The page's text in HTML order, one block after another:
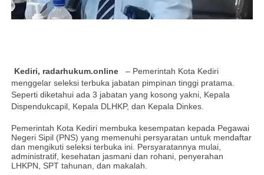
Kediri, radarhukum.online
– Pemerintah Kota Kediri
menggelar seleksi terbuka jabatan pimpinan tinggi pratama.
Seperti diketahui ada 3 jabatan yang kosong yakni, Kepala
Dispendukcapil, Kepala DLHKP, dan Kepala Dinkes.
Pemerintah Kota Kediri membuka kesempatan kepada Pegawai
Negeri Sipil (PNS) yang memenuhi persyaratan untuk mendaftar
dan mengikuti seleksi terbuka ini. Persyaratannya mulai,
administratif, kesehatan jasmani dan rohani, penyerahan
LHKPN, SPT tahunan, dan makalah.